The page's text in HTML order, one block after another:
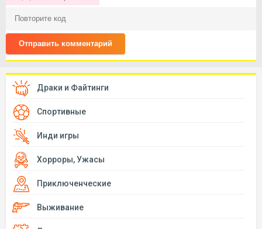
Отправить комментарий
Драки и Файтинги
Спортивные
Инди игры
Хорроры, Ужасы
Приключенческие
Выживание